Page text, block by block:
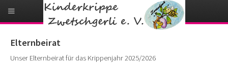
Elternbeirat
Unser Elternbeirat für das Krippenjahr 2025/2026